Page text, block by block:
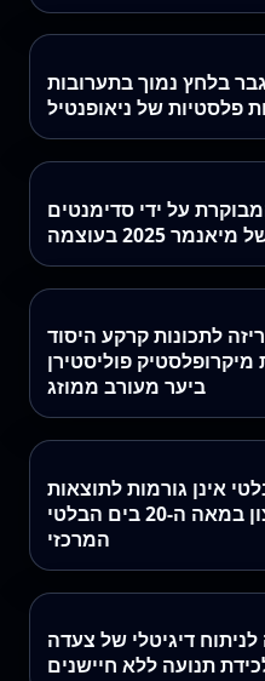
בלחץ נמוך בתערובות
פלסטיות של ניאופנטיל
על ידי סדימנטים
לתכונות קרקע היסוד
פוליסטירן
ביער מעורב ממוזג
אינן גורמות לתוצאות
ארוכות-טווח לאי-חמצון במאה ה-20 בים הבלטי
המרכזי
דיגיטלי של צעדה
תנועה ללא חיישנים